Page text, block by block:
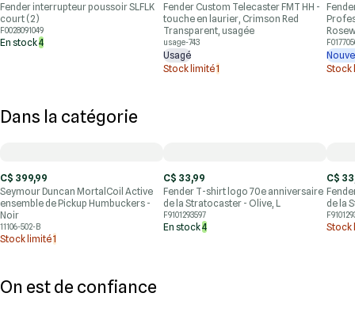
Fender interrupteur poussoir SLFLK
court (2)
F0028091049
En stock4
Fender Custom Telecaster FMT HH -
touche en laurier, Crimson Red
Transparent, usagée
usage-743
Usagé
Stock limité1
Stock
Dans la catégorie
C$ 399,99
Seymour Duncan MortalCoil Active
ensemble de Pickup Humbuckers -
Noir
11106-502-B
Stock limité1
C$ 33,99
Fender T-shirt logo 70e anniversaire
de la Stratocaster - Olive, L
F9101293597
En stock4
C$
de la
Stock
On est de confiance